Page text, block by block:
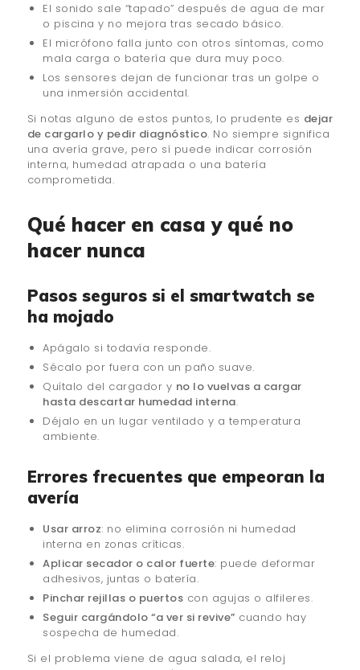
El sonido sale “tapado” después de agua de mar
o piscina y no mejora tras secado básico.
El micrófono falla junto con otros síntomas, como
mala carga o batería que dura muy poco.
Los sensores dejan de funcionar tras un golpe o
una inmersión accidental.
Si notas alguno de estos puntos, lo prudente es dejar
de cargarlo y pedir diagnóstico. No siempre significa
una avería grave, pero sí puede indicar corrosión
interna, humedad atrapada o una batería
comprometida.
Qué hacer en casa y qué no
hacer nunca
Pasos seguros si el smartwatch se
ha mojado
Apágalo si todavía responde.
Sécalo por fuera con un paño suave.
Quítalo del cargador y no lo vuelvas a cargar
hasta descartar humedad interna.
Déjalo en un lugar ventilado y a temperatura
ambiente.
Errores frecuentes que empeoran la
avería
Usar arroz: no elimina corrosión ni humedad
interna en zonas críticas.
Aplicar secador o calor fuerte: puede deformar
adhesivos, juntas o batería.
Pinchar rejillas o puertos con agujas o alfileres.
Seguir cargándolo “a ver si revive” cuando hay
sospecha de humedad.
Si el problema viene de agua salada, el reloj